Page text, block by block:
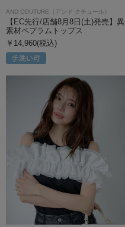
AND COUTURE（アンド クチュール）
【EC先行/店舗8月8日(土)発売】異
素材ペプラムトップス
￥14,960(税込)